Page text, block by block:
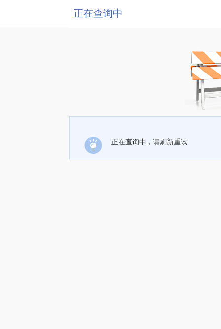
正在查询中
正在查询中，请刷新重试